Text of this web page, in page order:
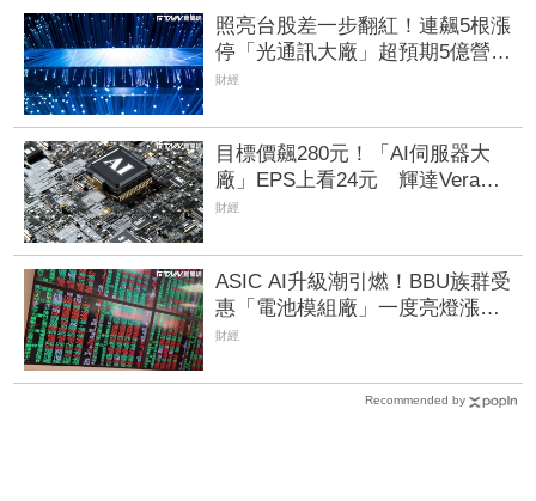
照亮台股差一步翻紅！連飆5根漲
停「光通訊大廠」超預期5億營收
締新猷 光電股4檔登頂
財經
目標價飆280元！「AI伺服器大
廠」EPS上看24元 輝達Vera
Rubin、超微Helios量產營運爆發
財經
ASIC AI升級潮引燃！BBU族群受
惠「電池模組廠」一度亮燈漲
停 順達、加百裕噴半根
財經
Recommended by